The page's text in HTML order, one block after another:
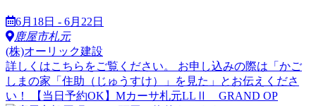
6月18日 - 6月22日
鹿屋市札元
(株)オーリック建設
詳しくはこちらをご覧ください。 お申し込みの際は「かご
しまの家「住助（じゅうすけ）」を見た」とお伝えくださ
い！ 【当日予約OK】Mカーサ札元LLⅡ GRAND OP